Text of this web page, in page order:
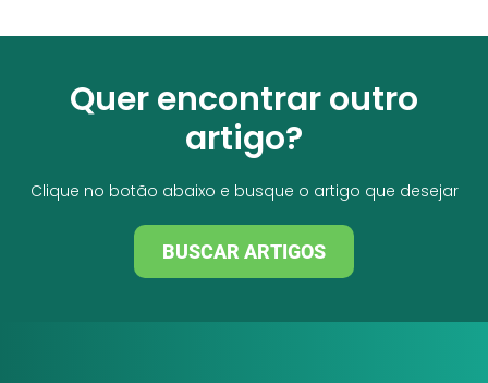
Quer encontrar outro
artigo?
Clique no botão abaixo e busque o artigo que desejar
BUSCAR ARTIGOS